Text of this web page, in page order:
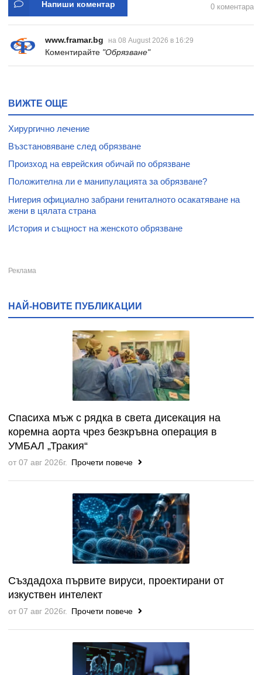
Напиши коментар 0 коментара
www.framar.bg на 08 August 2026 в 16:29
Коментирайте "Обрязване"
ВИЖТЕ ОЩЕ
Хирургично лечение
Възстановяване след обрязване
Произход на еврейския обичай по обрязванe
Положителна ли е манипулацията за обрязване?
Нигерия официално забрани гениталното осакатяване на
жени в цялата страна
История и същност на женското обрязване
НАЙ-НОВИТЕ ПУБЛИКАЦИИ
Спасиха мъж с рядка в света дисекация на
коремна аорта чрез безкръвна операция в
УМБАЛ „Тракия“
от 07 авг 2026г. Прочети повече
Създадоха първите вируси, проектирани от
изкуствен интелект
от 07 авг 2026г. Прочети повече